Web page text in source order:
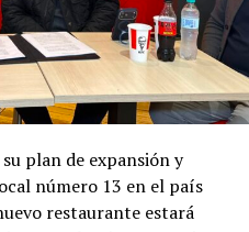
plan de expansión y
número 13 en el país
restaurante estará